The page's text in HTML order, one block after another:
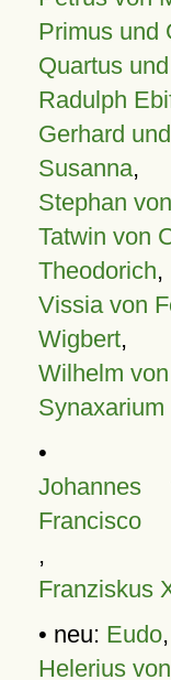
Primus und
Quartus
Radulph
Gerhard
Susanna,
Stephan
Tatwin von
Theodorich,
Vissia von
Wigbert,
Wilhelm
Synaxarium
•
Francisco
,
Franziskus
• neu: Eudo,
Helerius